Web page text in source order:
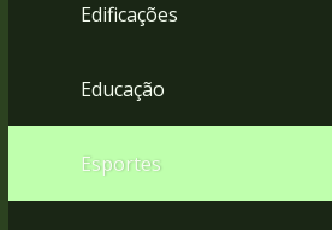
Edificações
Educação
Esportes